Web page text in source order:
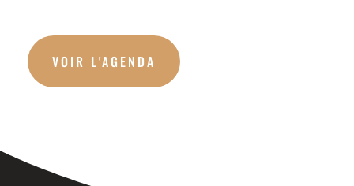
VOIR L'AGENDA